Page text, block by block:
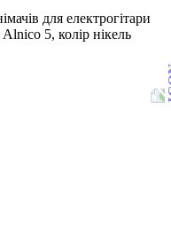
для електрогітари
5, колір нікель